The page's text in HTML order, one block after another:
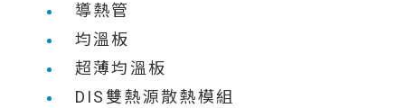
導熱管
均溫板
超薄均溫板
DIS雙熱源散熱模組